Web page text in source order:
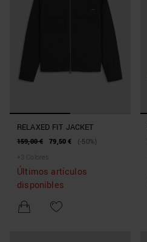
RELAXED FIT JACKET
159,00 € 79,50 €
(-50%)
+ 3 Colores
Últimos artículos
disponibles